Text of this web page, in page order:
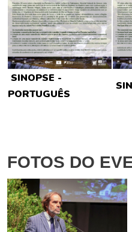
SINOPSE -
PORTUGUÊS
FOTOS DO